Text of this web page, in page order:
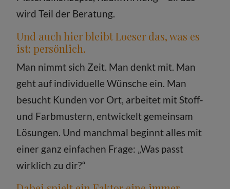
wird Teil der Beratung.
Und auch hier bleibt Loeser das, was es
ist: persönlich.
Man nimmt sich Zeit. Man denkt mit. Man
geht auf individuelle Wünsche ein. Man
besucht Kunden vor Ort, arbeitet mit Stoff-
und Farbmustern, entwickelt gemeinsam
Lösungen. Und manchmal beginnt alles mit
einer ganz einfachen Frage: „Was passt
wirklich zu dir?“